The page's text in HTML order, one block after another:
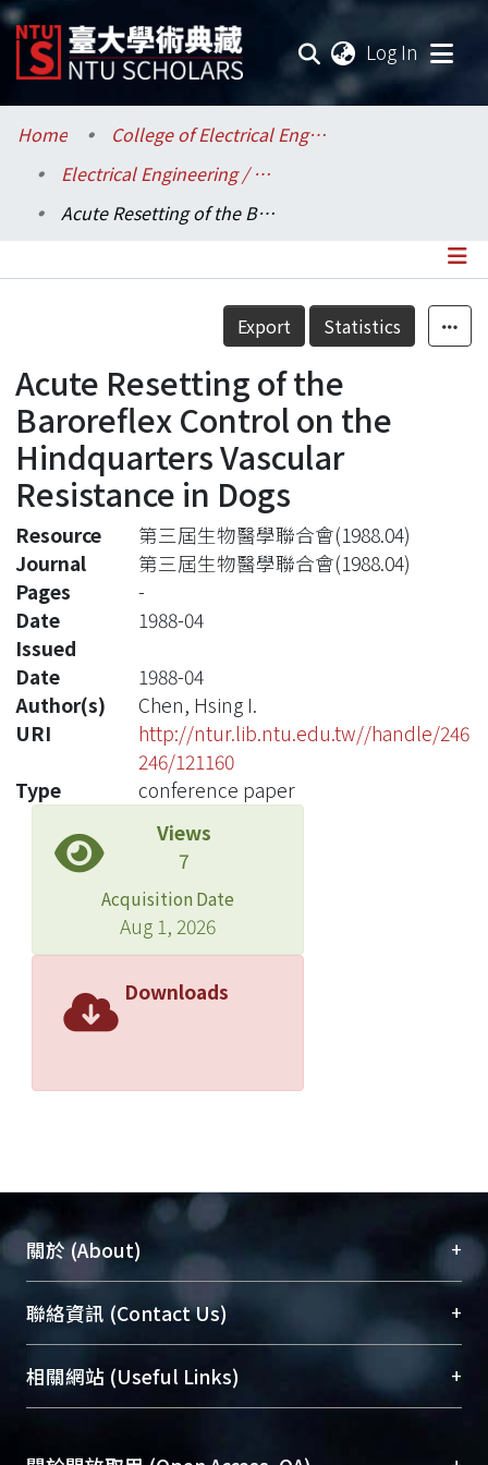
Log In
Communities & Collections
Research Outputs
Statistics
Home
College of Electrical Engineering and Computer Science / 電機資訊學院
Electrical Engineering / 電機工程學系
Acute Resetting of the Baroreflex Control on the Hindquarters Vascular Resistance in Dogs
Details
Export Statistics
Acute Resetting of the
Baroreflex Control on the
Hindquarters Vascular
Resistance in Dogs
Resource
第三屆生物醫學聯合會(1988.04)
Journal
第三屆生物醫學聯合會(1988.04)
Pages
-
Date
Issued
1988-04
Date
1988-04
Author(s)
Chen, Hsing I.
URI
http://ntur.lib.ntu.edu.tw//handle/246
246/121160
Type
conference paper
Views
7
Acquisition Date
Aug 1, 2026
Downloads
關於 (About) +
臺大位居世界頂尖大學之列，為永久珍藏及向國際
展現本校豐碩的研究成果及學術能量，圖書館整合
機構典藏（NTUR）與學術庫（AH）不同功能平
台，成為臺大學術典藏NTU scholars。期能整合研
成果。
聯絡資訊 (Contact Us) +
總館學科館員(Main Library)
醫學圖書館學科館員(Medical Library)
相關網站 (Useful Links) +